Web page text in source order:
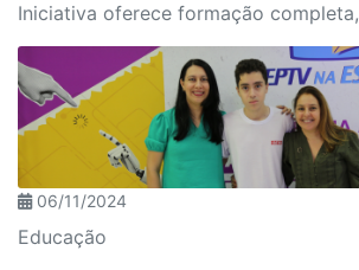
06/11/2024
Educação